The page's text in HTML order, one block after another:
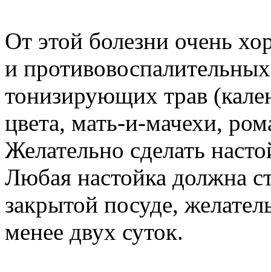
От этой болезни очень
и
тонизирующих трав
цвета, мать-и-мачехи,
Желательно сделать
Любая настойка должна
закрытой посуде,
менее двух суток.